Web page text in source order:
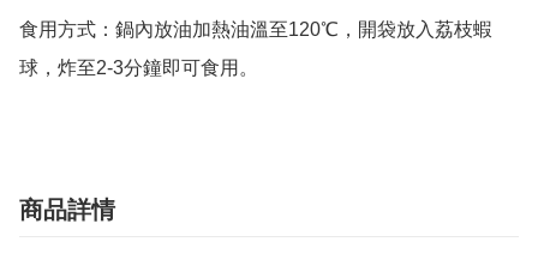
食用方式：鍋內放油加熱油溫至120℃，開袋放入荔枝蝦
球，炸至2-3分鐘即可食用。
商品詳情